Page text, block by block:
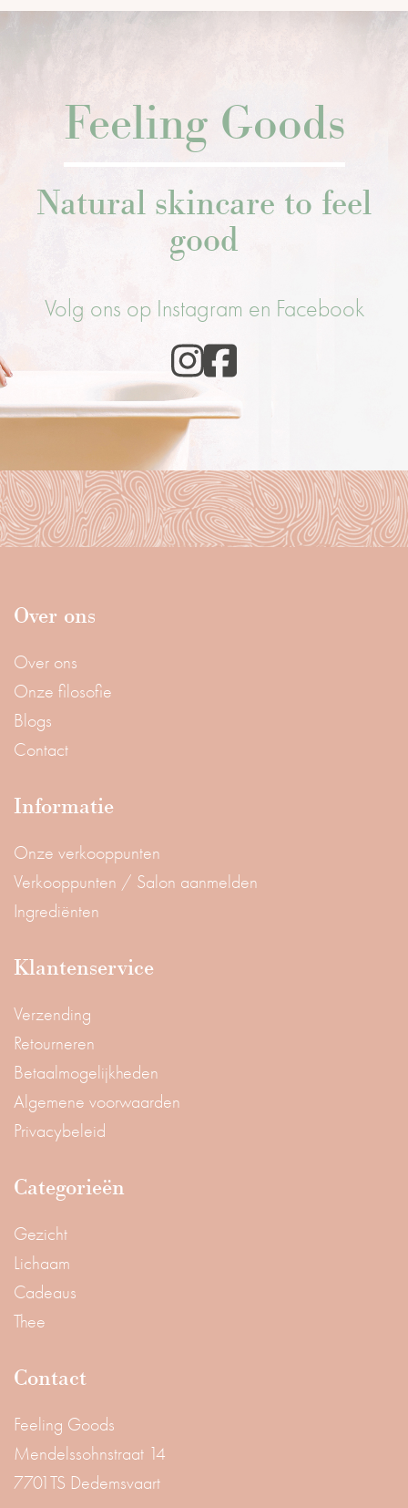
Feeling Goods
Natural skincare to feel
good
Volg ons op Instagram en Facebook
Over ons
Over ons
Onze filosofie
Blogs
Contact
Informatie
Onze verkooppunten
Verkooppunten / Salon aanmelden
Ingrediënten
Klantenservice
Verzending
Retourneren
Betaalmogelijkheden
Algemene voorwaarden
Privacybeleid
Categorieën
Gezicht
Lichaam
Cadeaus
Thee
Contact
Feeling Goods
Mendelssohnstraat 14
7701TS Dedemsvaart